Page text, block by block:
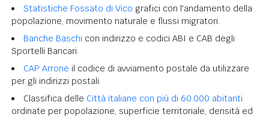
Statistiche Fossato di Vico grafici con l'andamento della
popolazione, movimento naturale e flussi migratori.
Banche Baschi con indirizzo e codici ABI e CAB degli
Sportelli Bancari.
CAP Arrone il codice di avviamento postale da utilizzare
per gli indirizzi postali.
Classifica delle Città italiane con più di 60.000 abitanti
ordinate per popolazione, superficie territoriale, densità ed